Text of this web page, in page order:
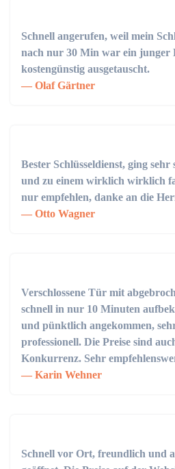
Schnell angerufen, weil mein
nach nur 30 Min war ein junger
kostengünstig ausgetauscht.
Olaf Gärtner
Bester Schlüsseldienst, ging
und zu einem wirklich wirklich
nur empfehlen, danke an die
Otto Wagner
Verschlossene Tür mit
schnell in nur 10 Minuten
und pünktlich angekommen,
professionell. Die Preise sind
Konkurrenz. Sehr
Karin Wehner
Schnell vor Ort, freundlich und